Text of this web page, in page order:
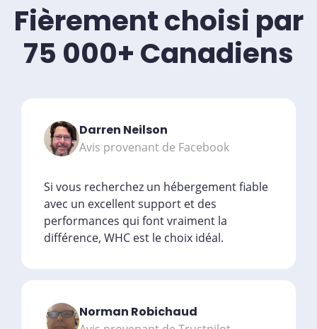
Fièrement choisi par
75 000+ Canadiens
Darren Neilson
Avis provenant de Facebook
Si vous recherchez un hébergement fiable
avec un excellent support et des
performances qui font vraiment la
différence, WHC est le choix idéal.
Norman Robichaud